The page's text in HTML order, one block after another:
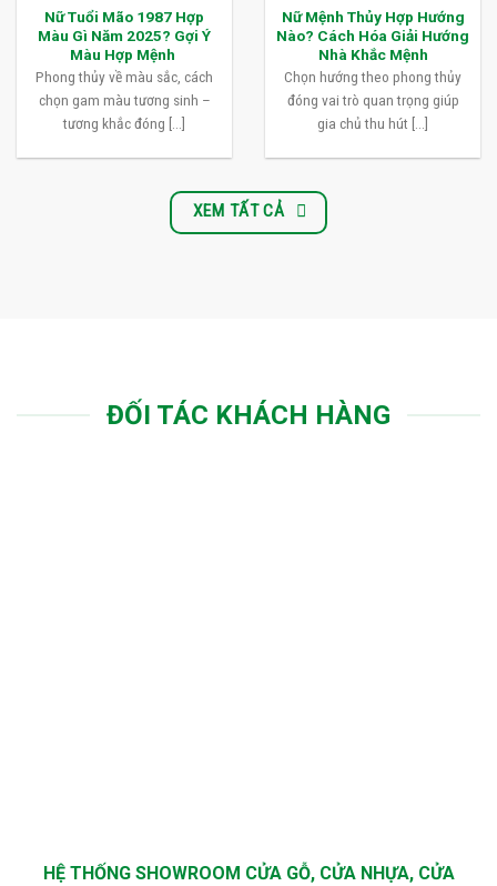
Nữ Tuổi Mão 1987 Hợp
Màu Gì Năm 2025? Gợi Ý
Màu Hợp Mệnh
Phong thủy về màu sắc, cách
chọn gam màu tương sinh –
tương khắc đóng [...]
Nữ Mệnh Thủy Hợp Hướng
Nào? Cách Hóa Giải Hướng
Nhà Khắc Mệnh
Chọn hướng theo phong thủy
đóng vai trò quan trọng giúp
gia chủ thu hút [...]
XEM TẤT CẢ
ĐỐI TÁC KHÁCH HÀNG
HỆ THỐNG SHOWROOM CỬA GỖ, CỬA NHỰA, CỬA